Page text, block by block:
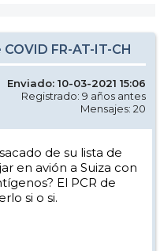
FR-AT-IT-CH
Enviado: 10-03-2021 15:06
Registrado: 9 años antes
Mensajes: 20
de su lista de
en avión a Suiza con
El PCR de
si o si.